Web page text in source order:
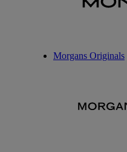
Morgans Originals